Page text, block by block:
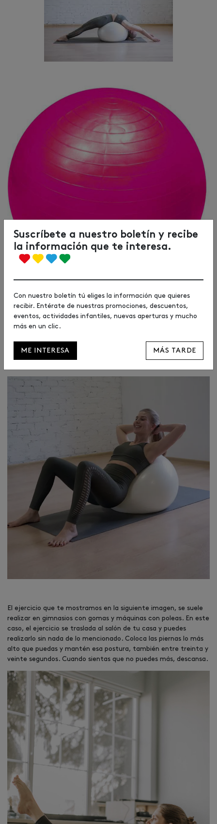
Forum Sport
complicado, ya que podrías perder el equilibrio, pero te ayudará
El ejercicio que te mostramos en la siguiente imagen, se suele
realizar en gimnasios con gomas y máquinas con poleas. En este
caso, el ejercicio se traslada al salón de tu casa y puedes
realizarlo sin nada de lo mencionado. Coloca las piernas lo más
alto que puedas y mantén esa postura, también entre treinta y
veinte segundos. Cuando sientas que no puedes más, descansa.
Suscríbete a nuestro boletín y recibe
la información que te interesa.
Con nuestro boletín tú eliges la información que quieres
recibir. Entérate de nuestras promociones, descuentos,
eventos, actividades infantiles, nuevas aperturas y mucho
más en un clic.
ME INTERESA MÁS TARDE